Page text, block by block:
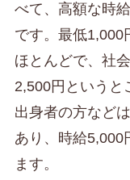
べて、高額な時
です。最低1,000
ほとんどで、社
2,500円というと
出身者の方など
あり、時給5,000
ます。